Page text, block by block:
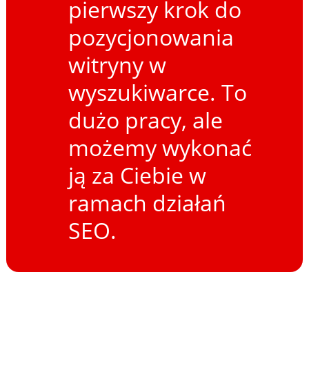
pierwszy krok do
pozycjonowania
witryny w
wyszukiwarce. To
dużo pracy, ale
możemy wykonać
ją za Ciebie w
ramach działań
SEO.